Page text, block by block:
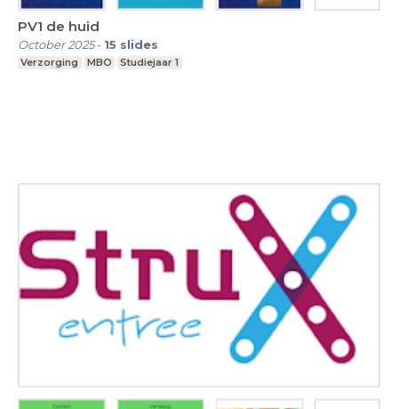
PV1 de huid
October 2025- 15 slides
Verzorging MBO Studiejaar 1